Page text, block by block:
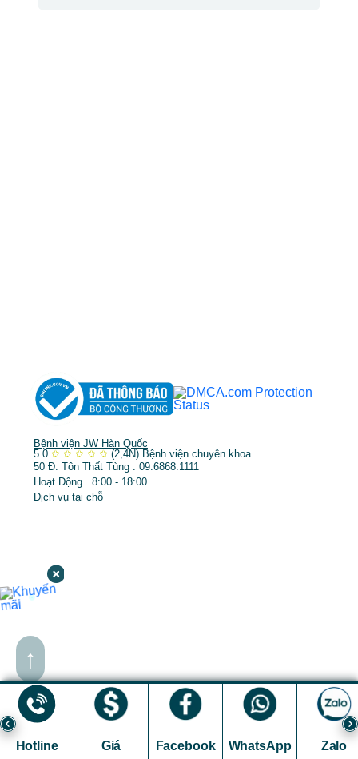
Hotline Giá Facebook WhatsApp Zalo
↑
Bệnh viện JW Hàn Quốc
5.0 ✩ ✩ ✩ ✩ ✩ (2,4N) Bệnh viện chuyên khoa
50 Đ. Tôn Thất Tùng . 09.6868.1111
Hoạt Động . 8:00 - 18:00
Dịch vụ tại chỗ